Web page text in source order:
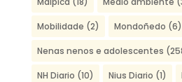
Mobilidade (2) Mondoñedo (6)
Nenas nenos e adolescentes
NH Diario (10) Nius Diario (1)